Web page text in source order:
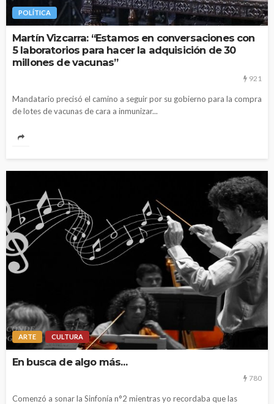
POLÍTICA
Martín Vizcarra: “Estamos en conversaciones con
5 laboratorios para hacer la adquisición de 30
millones de vacunas”
921
Mandatario precisó el camino a seguir por su gobierno para la compra
de lotes de vacunas de cara a inmunizar...
ARTE CULTURA
En busca de algo más…
780
Comenzó a sonar la Sinfonía n°2 mientras yo recordaba que las